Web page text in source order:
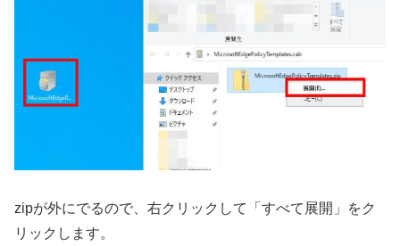
zipが外にでるので、右クリックして「すべて展開」をク
リックします。